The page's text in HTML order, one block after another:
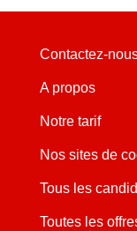
Contactez-
A propos
Notre tarif
Nos sites de
Tous les
Toutes les